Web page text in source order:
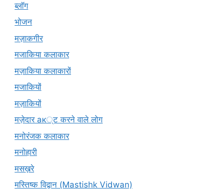
ब्लॉग
भोजन
मज़ाकगीर
मजाकिया कलाकार
मज़ाकिया कलाकारों
मजाकियों
मज़ाकियों
मज़ेदार ак्ट करने वाले लोग
मनोरंजक कलाकार
मनोहारी
मसख़रे
मस्तिष्क विद्वान (Mastishk Vidwan)